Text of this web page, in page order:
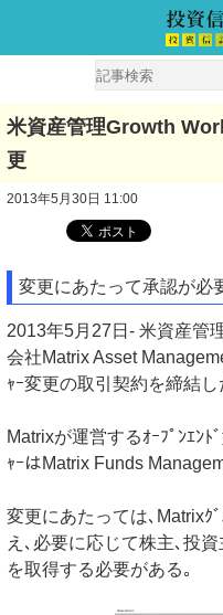
米資産管理Growth
更
2013年5月30日 11:00
変更にあたって承認が必
2013年5月27日- 米資産管
会社Matrix Asset
ｬｰ変更の取引契約を締結し
Matrixが運営するｵｰﾌﾟﾝｴﾝﾄ
ｬｰはMatrix Funds
変更にあたっては､Matrixｸ
え､必要に応じて株主､投
を取得する必要がある｡